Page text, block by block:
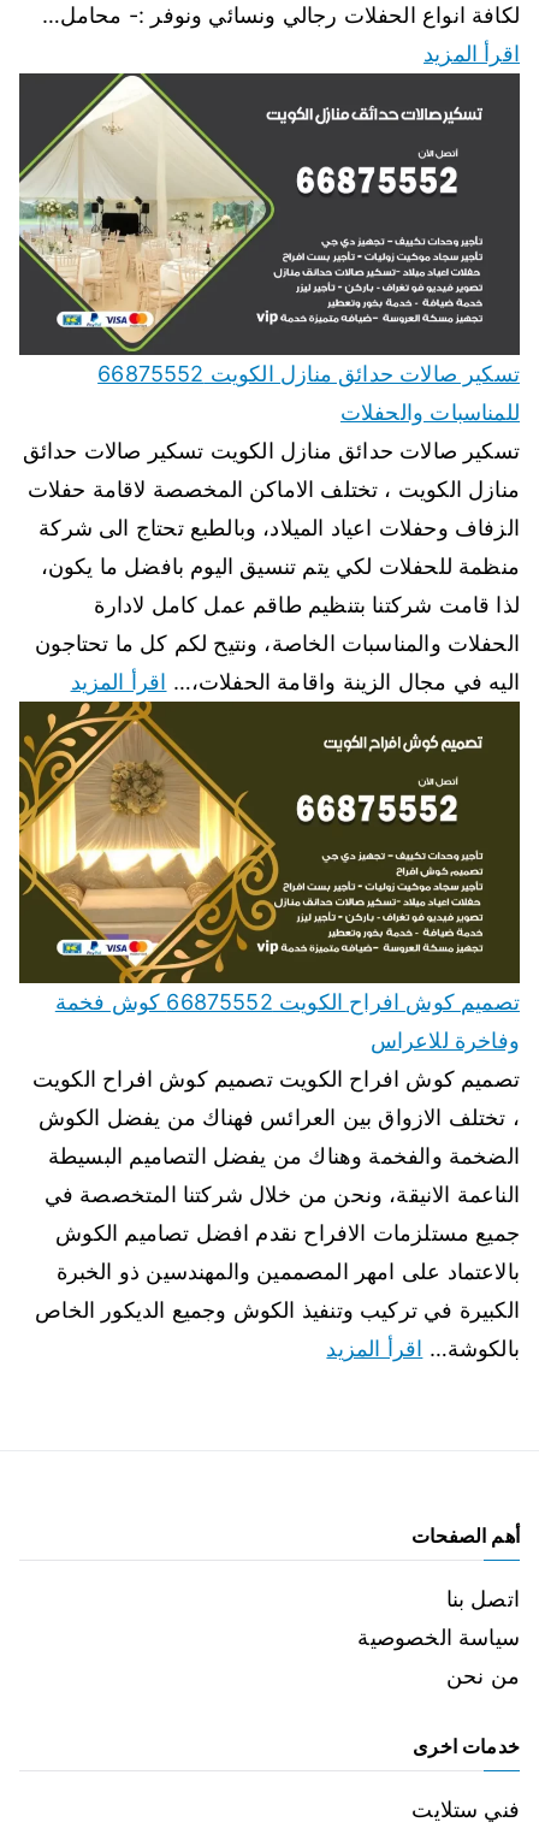
لكافة انواع الحفلات رجالي ونسائي ونوفر :- محامل…
اقرأ المزيد
تسكير صالات حدائق منازل الكويت 66875552
للمناسبات والحفلات
تسكير صالات حدائق منازل الكويت تسكير صالات حدائق
منازل الكويت ، تختلف الاماكن المخصصة لاقامة حفلات
الزفاف وحفلات اعياد الميلاد، وبالطبع تحتاج الى شركة
منظمة للحفلات لكي يتم تنسيق اليوم بافضل ما يكون،
لذا قامت شركتنا بتنظيم طاقم عمل كامل لادارة
الحفلات والمناسبات الخاصة، ونتيح لكم كل ما تحتاجون
اليه في مجال الزينة واقامة الحفلات،… اقرأ المزيد
تصميم كوش افراح الكويت 66875552 كوش فخمة
وفاخرة للاعراس
تصميم كوش افراح الكويت تصميم كوش افراح الكويت
، تختلف الازواق بين العرائس فهناك من يفضل الكوش
الضخمة والفخمة وهناك من يفضل التصاميم البسيطة
الناعمة الانيقة، ونحن من خلال شركتنا المتخصصة في
جميع مستلزمات الافراح نقدم افضل تصاميم الكوش
بالاعتماد على امهر المصممين والمهندسين ذو الخبرة
الكبيرة في تركيب وتنفيذ الكوش وجميع الديكور الخاص
بالكوشة… اقرأ المزيد
أهم الصفحات
اتصل بنا
سياسة الخصوصية
من نحن
خدمات اخرى
فني ستلايت